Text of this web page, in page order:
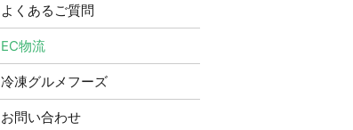
よくあるご質問
EC物流
冷凍グルメフーズ
お問い合わせ